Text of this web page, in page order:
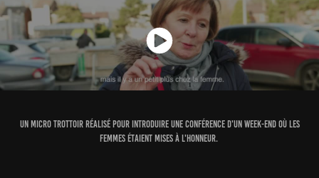
Un micro trottoir réalisé pour introduire une conférence d'un week-end où les
femmes étaient mises à l'honneur.